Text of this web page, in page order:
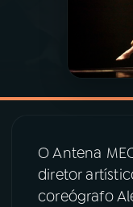
PODCASTS
07 ÚLTIMAS
O Antena
diretor
coreógrafo